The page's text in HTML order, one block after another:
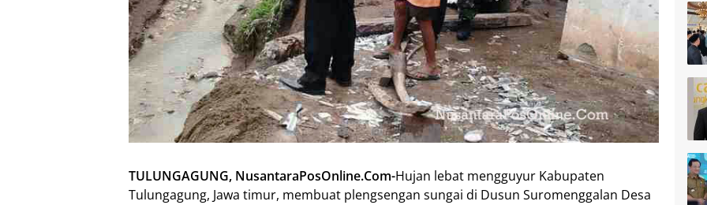
TULUNGAGUNG, NusantaraPosOnline.Com-Hujan lebat mengguyur Kabupaten
Tulungagung, Jawa timur, membuat plengsengan sungai di Dusun Suromenggalan Desa